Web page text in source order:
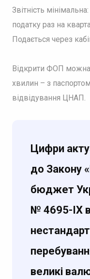
Звітність
податку раз на
Подається через
Відкрити ФОП
хвилин – з
відвідування ЦНАП.
Цифри
до Закону
бюджет
№ 4695-IX
великі